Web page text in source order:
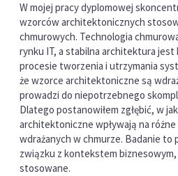
W mojej pracy dyplomowej
wzorców architektonicznych
chmurowych. Technologia
rynku IT, a stabilna architektura
procesie tworzenia i utrzymania
że wzorce architektoniczne są
prowadzi do niepotrzebnego
Dlatego postanowiłem zgłębić, w
architektoniczne wpływają na
wdrażanych w chmurze. Badanie to
związku z kontekstem
stosowane.